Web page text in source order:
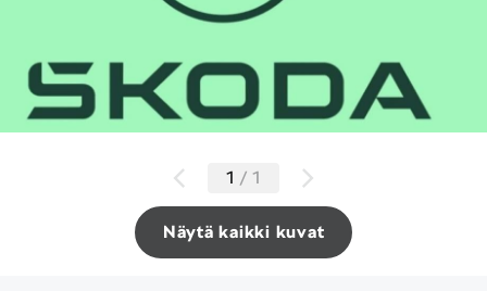
Näytä kaikki kuvat
1 / 1